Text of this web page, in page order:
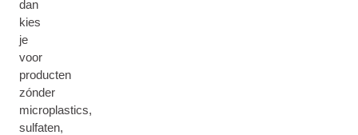
dan
kies
je
voor
producten
zónder
microplastics,
sulfaten,